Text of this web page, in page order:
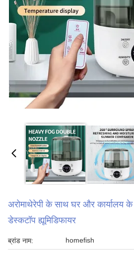
अरोमाथेरेपी के साथ घर और कार्यालय के
डेस्कटॉप ह्यूमिडिफायर
ब्रांड नाम: homefish